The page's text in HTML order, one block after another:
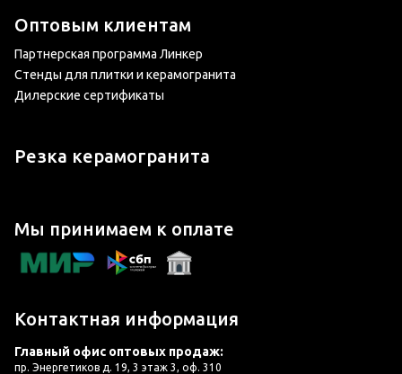
Оптовым клиентам
Партнерская программа Линкер
Стенды для плитки и керамогранита
Дилерские сертификаты
Резка керамогранита
Мы принимаем к оплате
Контактная информация
Главный офис оптовых продаж:
пр. Энергетиков д. 19, 3 этаж 3, оф. 310